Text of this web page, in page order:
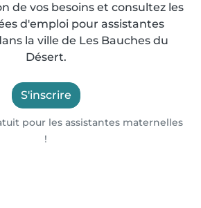
de vos besoins et consultez les
d'emploi pour assistantes
la ville de Les Bauches du
Désert.
S'inscrire
pour les assistantes maternelles
!